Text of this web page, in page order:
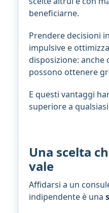
beneficiarne.
Prendere decisioni
impulsive e
disposizione: anche
possono ottenere
E questi vantaggi
superiore a
Una scelta
vale
Affidarsi a un
indipendente è una